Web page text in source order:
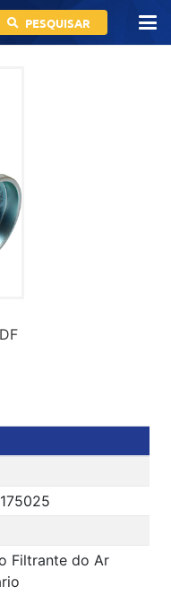
PESQUISAR
Filtrante do Ar